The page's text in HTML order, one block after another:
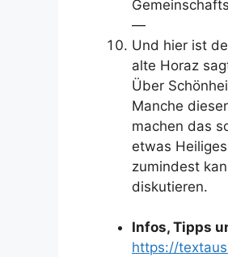
—
Und hier ist
alte Horaz
Über
Manche
machen das
etwas
zumindest
diskutieren.
Infos, Tipps
https://